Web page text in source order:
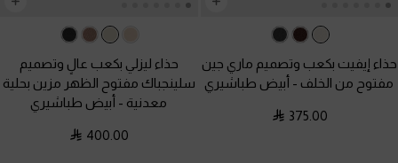
حذاء إيفيت بكعب وتصميم ماري جين
مفتوح من الخلف - أبيض طباشيري
375.00
حذاء ليزلي بكعب عالٍ وتصميم
سلينجباك مفتوح الظهر مزين بحلية
معدنية - أبيض طباشيري
400.00